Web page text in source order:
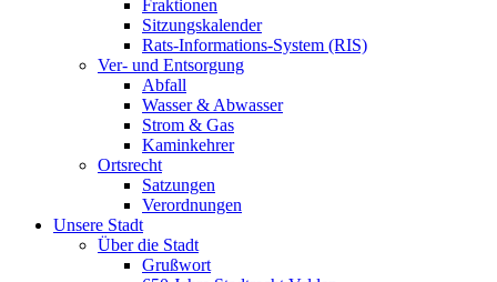
Fraktionen
Sitzungskalender
Rats-Informations-System (RIS)
Ver- und Entsorgung
Abfall
Wasser & Abwasser
Strom & Gas
Kaminkehrer
Ortsrecht
Satzungen
Verordnungen
Unsere Stadt
Über die Stadt
Grußwort